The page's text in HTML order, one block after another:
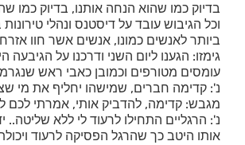
בדיוק כמו שהוא הנחה אותנו, בדיוק כמו
וכל הגיבוש עובד על דיסטנס ונהלי
ביותר לאנשים כמונו, אנשים אשר חוו
גימזו: הגענו ליום השני ודרכנו על
עומסים מטורפים וכמובן כאבי ראש
נ': קדימה חברים, שמישהו יחליף את מי
מגבש: קדימה, להדביק אותי, אמרתי לכם
נ': הרגליים התחילו לרעוד לי ללא
אותו היטב כך שהרגל הפסיקה לרעוד